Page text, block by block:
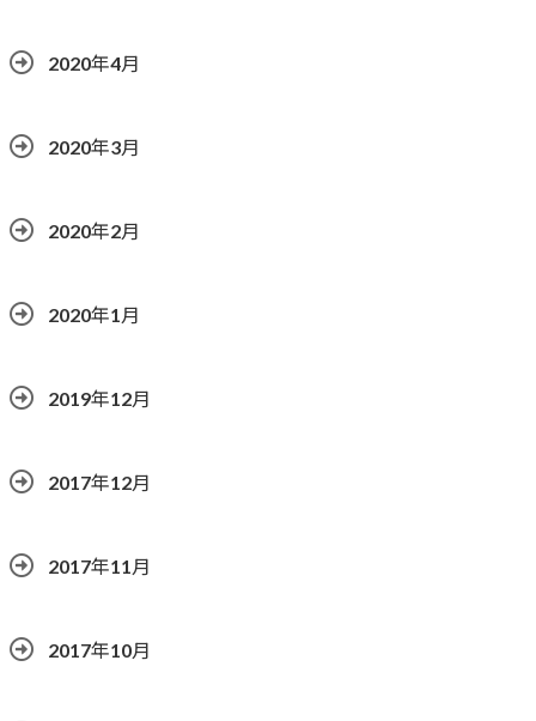
2020年4月
2020年3月
2020年2月
2020年1月
2019年12月
2017年12月
2017年11月
2017年10月